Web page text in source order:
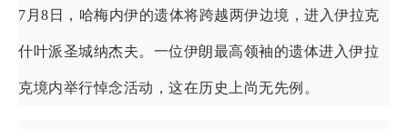
7月8日，哈梅内伊的遗体将跨越两伊边境，进入伊拉克
什叶派圣城纳杰夫。一位伊朗最高领袖的遗体进入伊拉
克境内举行悼念活动，这在历史上尚无先例。